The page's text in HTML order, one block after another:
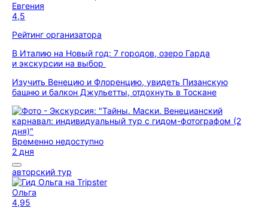
Евгения
4,5
Рейтинг организатора
В Италию на Новый год: 7 городов, озеро Гарда
и экскурсии на выбор
Изучить Венецию и Флоренцию, увидеть Пизанскую
башню и балкон Джульетты, отдохнуть в Тоскане
Временно недоступно
2 дня
авторский тур
Ольга
4,95